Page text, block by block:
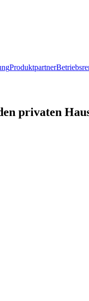
Produktpartner
privaten